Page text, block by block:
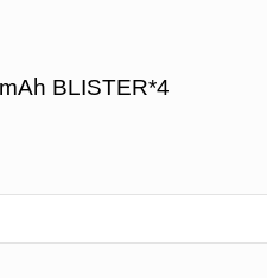
BLISTER*4